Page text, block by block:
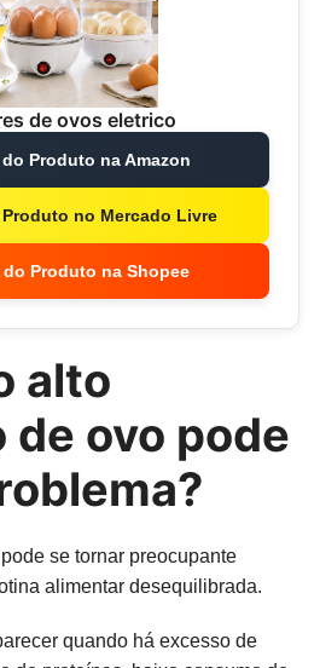
de ovos eletrico
Produto na Amazon
no Mercado Livre
do Produto na Shopee
alto
de ovo pode
se tornar preocupante
alimentar desequilibrada.
quando há excesso de